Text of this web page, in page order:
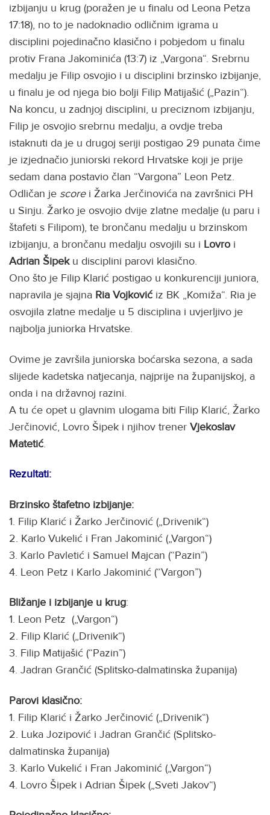
izbijanju u krug (poražen je u finalu od Leona Petza
17:18), no to je nadoknadio odličnim igrama u
disciplini pojedinačno klasično i pobjedom u finalu
protiv Frana Jakominića (13:7) iz „Vargona“. Srebrnu
medalju je Filip osvojio i u disciplini brzinsko izbijanje,
u finalu je od njega bio bolji Filip Matijašić („Pazin“).
Na koncu, u zadnjoj disciplini, u preciznom izbijanju,
Filip je osvojio srebrnu medalju, a ovdje treba
istaknuti da je u drugoj seriji postigao 29 punata čime
je izjednačio juniorski rekord Hrvatske koji je prije
sedam dana postavio član “Vargona” Leon Petz.
Odličan je scorei Žarka Jerčinovića na završnici PH
u Sinju. Žarko je osvojio dvije zlatne medalje (u paru i
štafeti s Filipom), te brončanu medalju u brzinskom
izbijanju, a brončanu medalju osvojili su i Lovro i
Adrian Šipeku disciplini parovi klasično.
Ono što je Filip Klarić postigao u konkurenciji juniora,
napravila je sjajna Ria Vojkovićiz BK „Komiža“. Ria je
osvojila zlatne medalje u 5 disciplina i uvjerljivo je
najbolja juniorka Hrvatske.
Ovime je završila juniorska boćarska sezona, a sada
slijede kadetska natjecanja, najprije na županijskoj, a
onda i na državnoj razini.
A tu će opet u glavnim ulogama biti Filip Klarić, Žarko
Jerčinović, Lovro Šipek i njihov trener Vjekoslav
Matetić.
Rezultati:
Brzinsko štafetno izbijanje:
1. Filip Klarić i Žarko Jerčinović („Drivenik“)
2. Karlo Vukelić i Fran Jakominić („Vargon“)
3. Karlo Pavletić i Samuel Majcan (“Pazin”)
4. Leon Petz i Karlo Jakominić (“Vargon”)
Bližanje i izbijanje u krug:
1. Leon Petz („Vargon“)
2. Filip Klarić („Drivenik“)
3. Filip Matijašić (“Pazin”)
4. Jadran Grančić (Splitsko-dalmatinska županija)
Parovi klasično:
1. Filip Klarić i Žarko Jerčinović („Drivenik“)
2. Luka Jozipović i Jadran Grančić (Splitsko-
dalmatinska županija)
3. Karlo Vukelić i Fran Jakominić („Vargon“)
4. Lovro Šipek i Adrian Šipek („Sveti Jakov“)